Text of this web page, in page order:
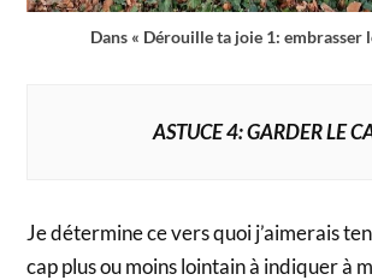
Dans « Dérouille ta joie 1: embrasser
ASTUCE 4: GARDER LE
Je détermine ce vers quoi j’aimerais
cap plus ou moins lointain à indiquer à